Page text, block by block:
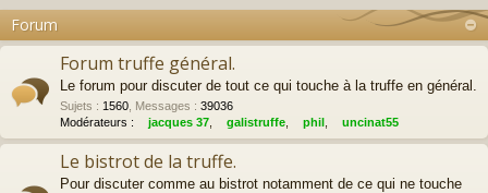
Forum
Forum truffe général.
Le forum pour discuter de tout ce qui touche à la truffe en général.
Sujets : 1560 Messages : 39036
Modérateurs :
jacques 37 galistruffe phil uncinat55
Le bistrot de la truffe.
Pour discuter comme au bistrot notamment de ce qui ne touche